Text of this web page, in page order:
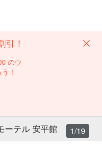
！
のウ
！
ーテル 安平館 1/19